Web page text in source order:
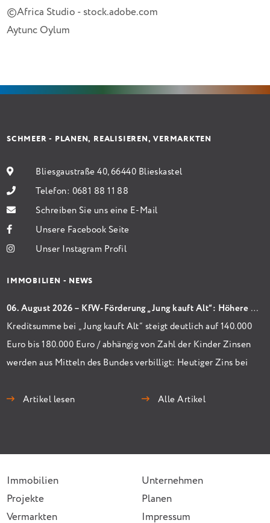
©Africa Studio - stock.adobe.com
Aytunc Oylum
SCHMEER - PLANEN, REALISIEREN, VERMARKTEN
Bliesgaustraße 40, 66440 Blieskastel
Telefon: 0681 88 11 88
Schreiben Sie uns eine E-Mail
Unsere Facebook Seite
Unser Instagram Profil
IMMOBILIEN - NEWS
06. August 2026 – KfW-Förderung „Jung kauft Alt“: Höhere Kredite ab August 2026
Kreditsumme bei „Jung kauft Alt“ steigt deutlich auf 140.000
Euro bis 180.000 Euro / abhängig von Zahl der Kinder Zinsen
werden aus Mitteln des Bundes verbilligt: Heutiger Zins bei
Zinsbindung Antragstellende verpflichten sich zu
Artikel lesen Alle Artikel
Immobilien
Unternehmen
Projekte
Planen
Vermarkten
Impressum